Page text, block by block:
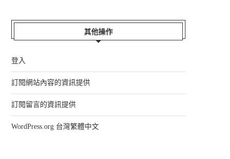
其他操作
登入
訂閱網站內容的資訊提供
訂閱留言的資訊提供
WordPress.org 台灣繁體中文